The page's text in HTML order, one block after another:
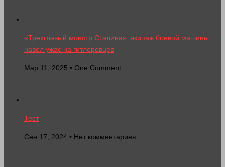
«Трехглавый монстр Сталина»: экипаж боевой машины
навел ужас на гитлеровцев
Мар 11, 2025 • One Comment
Тест
Сен 17, 2024 • Нет комментариев